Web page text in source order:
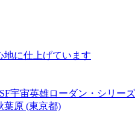
地に仕上げています
宇宙英雄ローダン・シリ
葉原 (東京都)